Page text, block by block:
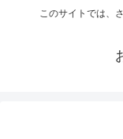
このサイトでは、